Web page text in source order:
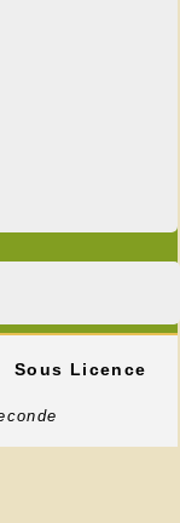
Sous Licence